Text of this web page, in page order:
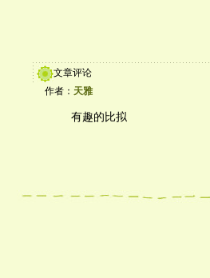
文章评论
作者： 天雅
有趣的比拟